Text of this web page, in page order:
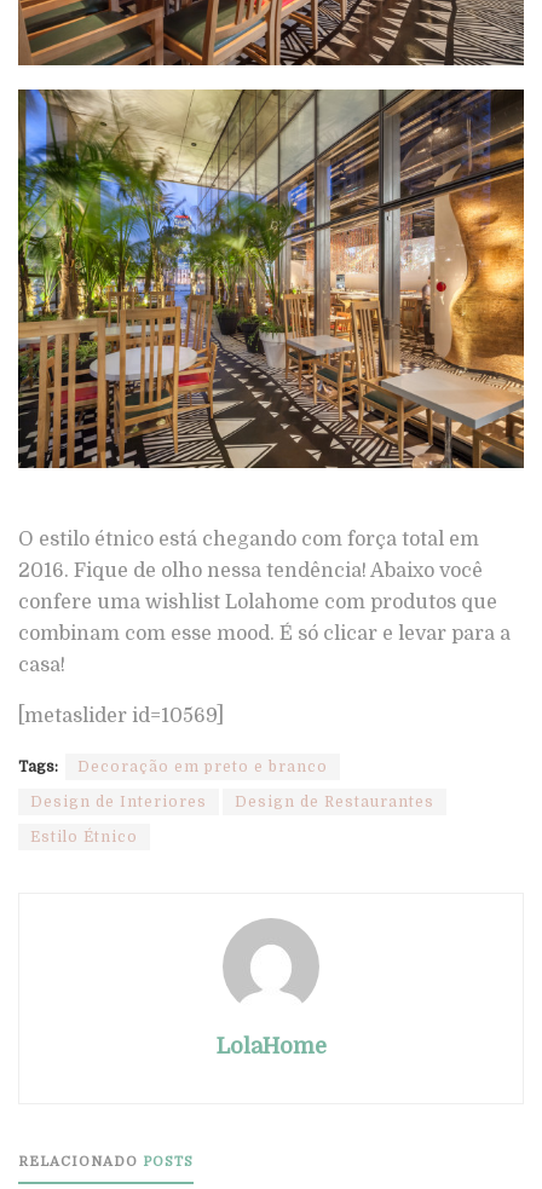
O estilo étnico está chegando com força total em
2016. Fique de olho nessa tendência! Abaixo você
confere uma wishlist Lolahome com produtos que
combinam com esse mood. É só clicar e levar para a
casa!
[metaslider id=10569]
Tags: Decoração em preto e branco
Design de Interiores Design de Restaurantes
Estilo Étnico
LolaHome
RELACIONADO POSTS